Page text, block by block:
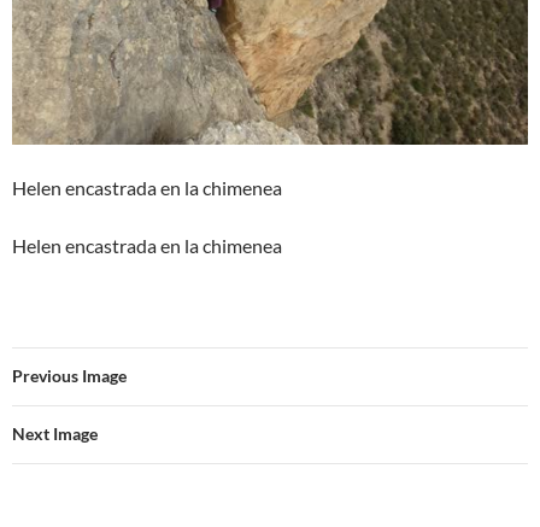
Helen encastrada en la chimenea
Helen encastrada en la chimenea
Previous Image
Next Image